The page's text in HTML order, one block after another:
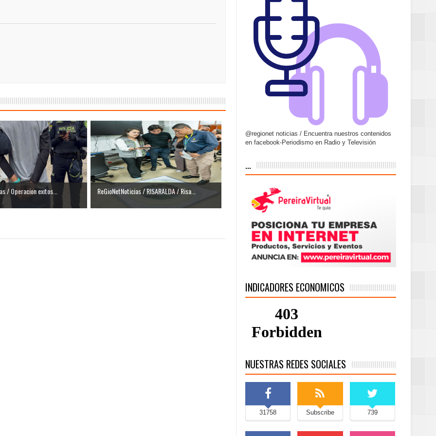
/ Operacion exitos... ReGioNetNoticias / RISARALDA / Risa...
@regionet noticias / Encuentra nuestros contenidos
en facebook-Periodismo en Radio y Televisión
...
INDICADORES ECONOMICOS
NUESTRAS REDES SOCIALES
31758 Subscribe 739